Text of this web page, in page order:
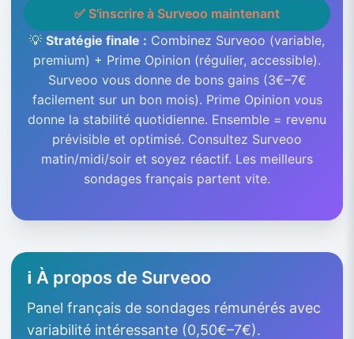
✅ S'inscrire à Surveoo maintenant
💡 Stratégie finale : Combinez Surveoo (variable,
premium) + Prime Opinion (régulier, accessible).
Surveoo vous donne de bons gains (3€–7€
facilement sur un bon mois). Prime Opinion vous
donne la stabilité quotidienne. Ensemble = revenu
prévisible et optimisé. Consultez Surveoo
matin/midi/soir et soyez réactif. Les meilleurs
sondages français partent vite.
ℹ️ À propos de Surveoo
Panel français de sondages rémunérés avec
variabilité intéressante (0,50€–7€).